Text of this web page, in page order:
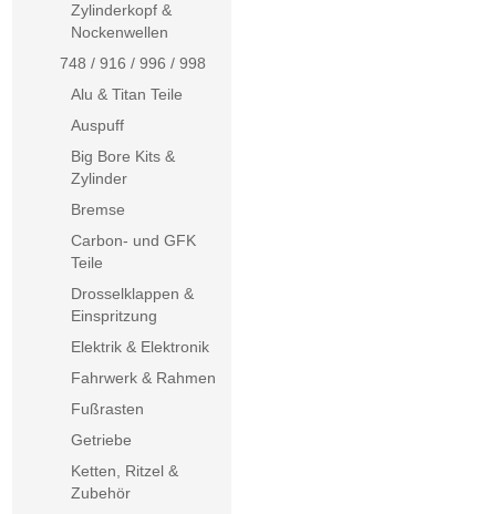
Zylinderkopf &
Nockenwellen
748 / 916 / 996 / 998
Alu & Titan Teile
Auspuff
Big Bore Kits &
Zylinder
Bremse
Carbon- und GFK
Teile
Drosselklappen &
Einspritzung
Elektrik & Elektronik
Fahrwerk & Rahmen
Fußrasten
Getriebe
Ketten, Ritzel &
Zubehör